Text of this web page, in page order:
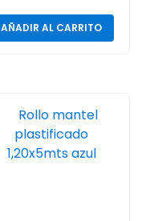
AÑADIR AL CARRITO